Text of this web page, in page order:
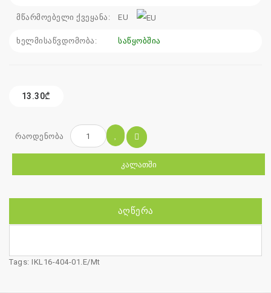
მწარმოებელი ქვეყანა: EU
ხელმისაწვდომობა: საწყობშია
13.30₾
რაოდენობა
ᲙᲐᲚᲐᲗᲨᲘ
ᲐᲦᲬᲔᲠᲐ
Tags: IKL16-404-01.E/Mt